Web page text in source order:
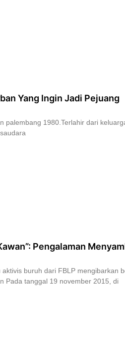
Yang Ingin Jadi Pejuang
palembang 1980.Terlahir dari
Pengalaman
aktivis buruh dari FBLP
Pada tanggal 19 november 2015, di